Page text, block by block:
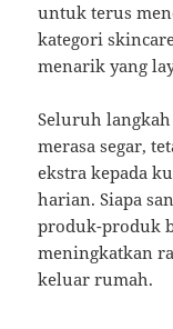
untuk terus
kategori
menarik yang
Seluruh
merasa segar,
ekstra kepada
harian. Siapa
produk-produk
meningkatkan
keluar rumah.